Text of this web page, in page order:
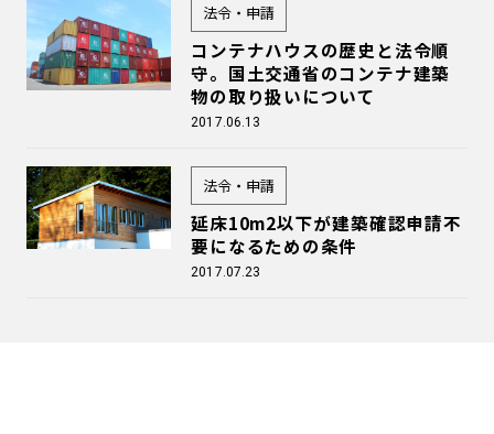
コンテナハウスの歴史と法令順
守。国土交通省のコンテナ建築
物の取り扱いについて
法令・申請
2017.06.13
延床10m2以下が建築確認申請不
要になるための条件
法令・申請
2017.07.23